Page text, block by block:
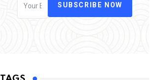
SUBSCRIBE NOW